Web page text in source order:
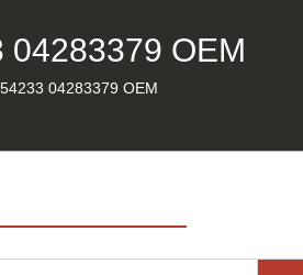
04283379 OEM
04283379 OEM